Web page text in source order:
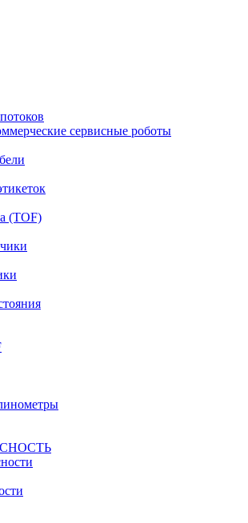
сервисные роботы
(TOF)